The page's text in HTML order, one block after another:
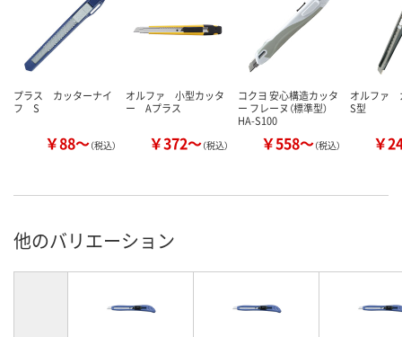
プラス カッターナイ
フ S
￥88～（税込）
オルファ 小型カッタ
ー Aプラス
￥372～（税込）
コクヨ 安心構造カッタ
ー フレーヌ（標準型）
HA-S100
￥558～（税込）
オルファ
S型
￥
他のバリエーション